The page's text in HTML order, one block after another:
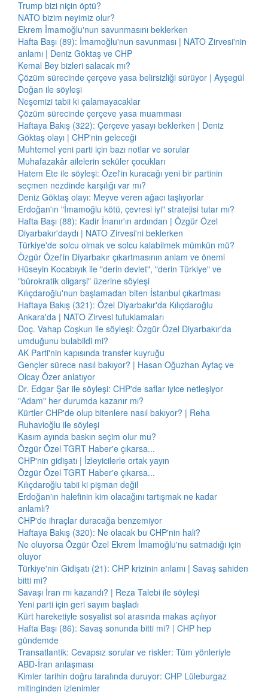
Trump bizi niçin öptü?
NATO bizim neyimiz olur?
Ekrem İmamoğlu'nun savunmasını beklerken
Hafta Başı (89): İmamoğlu'nun savunması | NATO Zirvesi'nin
anlamı | Deniz Göktaş ve CHP
Kemal Bey bizleri salacak mı?
Çözüm sürecinde çerçeve yasa belirsizliği sürüyor | Ayşegül
Doğan ile söyleşi
Neşemizi tabii ki çalamayacaklar
Çözüm sürecinde çerçeve yasa muamması
Haftaya Bakış (322): Çerçeve yasayı beklerken | Deniz
Göktaş olayı | CHP'nin geleceği
Muhtemel yeni parti için bazı notlar ve sorular
Muhafazakâr ailelerin seküler çocukları
Hatem Ete ile söyleşi: Özel'in kuracağı yeni bir partinin
seçmen nezdinde karşılığı var mı?
Deniz Göktaş olayı: Meyve veren ağacı taşlıyorlar
Erdoğan'ın "İmamoğlu kötü, çevresi iyi" stratejisi tutar mı?
Hafta Başı (88): Kadir İnanır'ın ardından | Özgür Özel
Diyarbakır'daydı | NATO Zirvesi'ni beklerken
Türkiye'de solcu olmak ve solcu kalabilmek mümkün mü?
Özgür Özel'in Diyarbakır çıkartmasının anlam ve önemi
Hüseyin Kocabıyık ile "derin devlet", "derin Türkiye" ve
"bürokratik oligarşi" üzerine söyleşi
Kılıçdaroğlu'nun başlamadan biten İstanbul çıkartması
Haftaya Bakış (321): Özel Diyarbakır'da Kılıçdaroğlu
Ankara'da | NATO Zirvesi tutuklamaları
Doç. Vahap Coşkun ile söyleşi: Özgür Özel Diyarbakır'da
umduğunu bulabildi mi?
AK Parti'nin kapısında transfer kuyruğu
Gençler sürece nasıl bakıyor? | Hasan Oğuzhan Aytaç ve
Olcay Özer anlatıyor
Dr. Edgar Şar ile söyleşi: CHP'de saflar iyice netleşiyor
"Adam" her durumda kazanır mı?
Kürtler CHP'de olup bitenlere nasıl bakıyor? | Reha
Ruhavioğlu ile söyleşi
Kasım ayında baskın seçim olur mu?
Özgür Özel TGRT Haber'e çıkarsa...
CHP'nin gidişatı | İzleyicilerle ortak yayın
Özgür Özel TGRT Haber'e çıkarsa...
Kılıçdaroğlu tabii ki pişman değil
Erdoğan'ın halefinin kim olacağını tartışmak ne kadar
anlamlı?
CHP'de ihraçlar duracağa benzemiyor
Haftaya Bakış (320): Ne olacak bu CHP'nin hali?
Ne oluyorsa Özgür Özel Ekrem İmamoğlu'nu satmadığı için
oluyor
Türkiye'nin Gidişatı (21): CHP krizinin anlamı | Savaş sahiden
bitti mi?
Savaşı İran mı kazandı? | Reza Talebi ile söyleşi
Yeni parti için geri sayım başladı
Kürt hareketiyle sosyalist sol arasında makas açılıyor
Hafta Başı (86): Savaş sonunda bitti mi? | CHP hep
gündemde
Transatlantik: Cevapsız sorular ve riskler: Tüm yönleriyle
ABD-İran anlaşması
Kimler tarihin doğru tarafında duruyor: CHP Lüleburgaz
mitinginden izlenimler